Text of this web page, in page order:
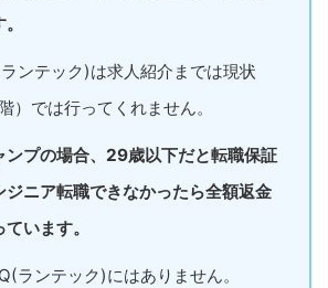
ンテック)は求人紹介までは現状
）では行ってくれません。
ンプの場合、29歳以下だと転職保証
ジニア転職できなかったら全額返金
います。
ランテック)にはありません。